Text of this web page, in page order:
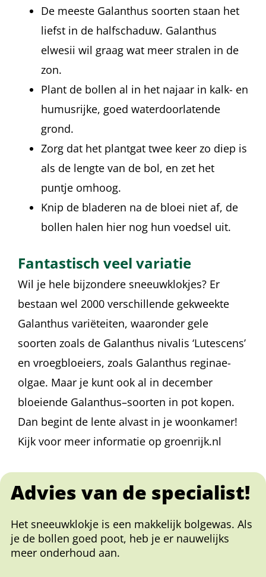
De meeste Galanthus soorten staan het
liefst in de halfschaduw. Galanthus
elwesii wil graag wat meer stralen in de
zon.
Plant de bollen al in het najaar in kalk- en
humusrijke, goed waterdoorlatende
grond.
Zorg dat het plantgat twee keer zo diep is
als de lengte van de bol, en zet het
puntje omhoog.
Knip de bladeren na de bloei niet af, de
bollen halen hier nog hun voedsel uit.
Fantastisch veel variatie
Wil je hele bijzondere sneeuwklokjes? Er
bestaan wel 2000 verschillende gekweekte
Galanthus variëteiten, waaronder gele
soorten zoals de Galanthus nivalis ‘Lutescens’
en vroegbloeiers, zoals Galanthus reginae-
olgae. Maar je kunt ook al in december
bloeiende Galanthus–soorten in pot kopen.
Dan begint de lente alvast in je woonkamer!
Kijk voor meer informatie op groenrijk.nl
Advies van de specialist!
Het sneeuwklokje is een makkelijk bolgewas. Als
je de bollen goed poot, heb je er nauwelijks
meer onderhoud aan.